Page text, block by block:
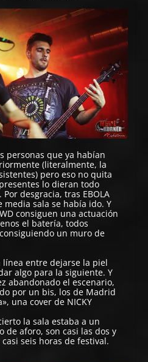
personas que ya habían
(literalmente, la
pero eso no quita
lo dieran todo
desgracia, tras EBOLA
media sala se había ido. Y
consiguen una actuación
el batería, todos
un muro de
entre dejarse la piel
algo para la siguiente. Y
abandonado el escenario,
por un bis, los de Madrid
una cover de NICKY
la sala estaba a un
de aforo, son casi las dos y
seis horas de festival.